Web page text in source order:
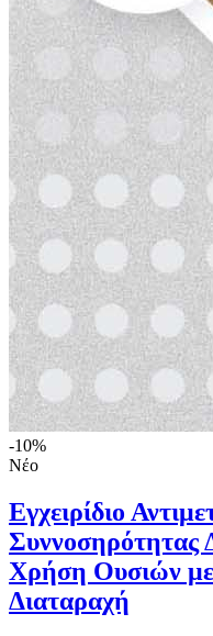
-10%
Νέο
Εγχειρίδιο
Συννοσηρότητας
Χρήση Ουσιών
Διαταραχή